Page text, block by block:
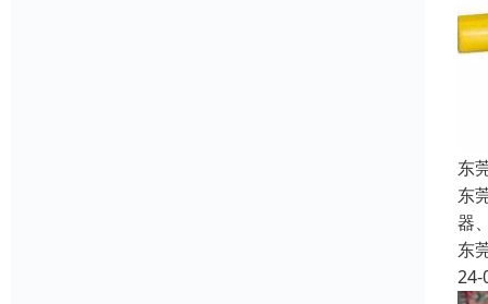
东
东
器
东
24-